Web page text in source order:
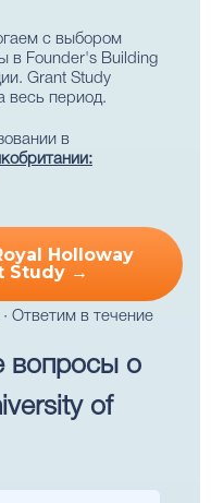
с выбором
в Founder's Building
Grant Study
весь период.
в
Holloway
Study →
Ответим в течение
вопросы о
of